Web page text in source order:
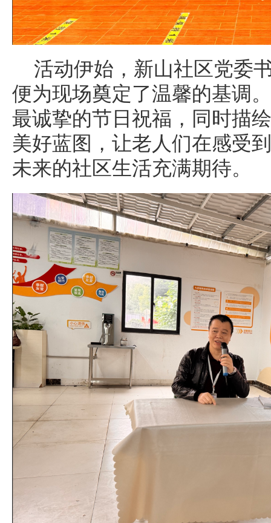
活动伊始，新山社区党委
便为现场奠定了温馨的基调
最诚挚的节日祝福，同时描
美好蓝图，让老人们在感受
未来的社区生活充满期待。